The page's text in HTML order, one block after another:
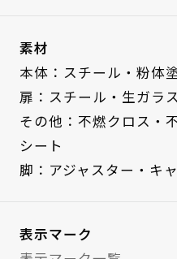
素材
本体：スチール・粉体
扉：スチール・生ガラ
その他：不燃クロス・
シート
脚：アジャスター・キ
表示マーク